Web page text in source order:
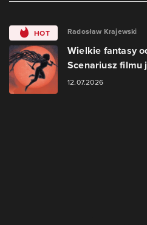
HOT Radosław Krajewski
Wielkie fantasy
Scenariusz filmu
12.07.2026